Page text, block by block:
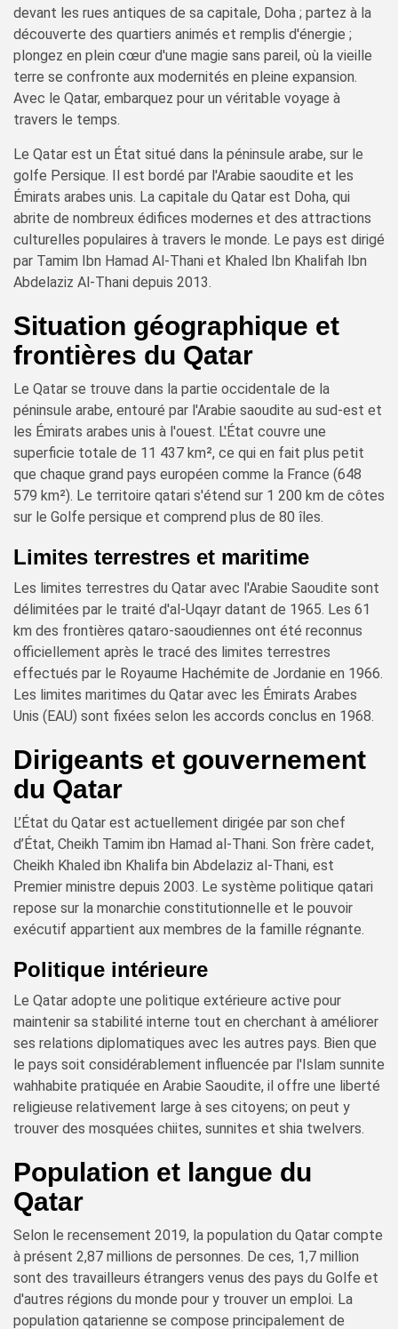
devant les rues antiques de sa capitale, Doha ; partez à la
découverte des quartiers animés et remplis d'énergie ;
plongez en plein cœur d'une magie sans pareil, où la vieille
terre se confronte aux modernités en pleine expansion.
Avec le Qatar, embarquez pour un véritable voyage à
travers le temps.
Le Qatar est un État situé dans la péninsule arabe, sur le
golfe Persique. Il est bordé par l'Arabie saoudite et les
Émirats arabes unis. La capitale du Qatar est Doha, qui
abrite de nombreux édifices modernes et des attractions
culturelles populaires à travers le monde. Le pays est dirigé
par Tamim Ibn Hamad Al-Thani et Khaled Ibn Khalifah Ibn
Abdelaziz Al-Thani depuis 2013.
Situation géographique et
frontières du Qatar
Le Qatar se trouve dans la partie occidentale de la
péninsule arabe, entouré par l'Arabie saoudite au sud-est et
les Émirats arabes unis à l'ouest. L'État couvre une
superficie totale de 11 437 km², ce qui en fait plus petit
que chaque grand pays européen comme la France (648
579 km²). Le territoire qatari s'étend sur 1 200 km de côtes
sur le Golfe persique et comprend plus de 80 îles.
Limites terrestres et maritime
Les limites terrestres du Qatar avec l'Arabie Saoudite sont
délimitées par le traité d'al-Uqayr datant de 1965. Les 61
km des frontières qataro-saoudiennes ont été reconnus
officiellement après le tracé des limites terrestres
effectués par le Royaume Hachémite de Jordanie en 1966.
Les limites maritimes du Qatar avec les Émirats Arabes
Unis (EAU) sont fixées selon les accords conclus en 1968.
Dirigeants et gouvernement
du Qatar
L’État du Qatar est actuellement dirigée par son chef
d’État, Cheikh Tamim ibn Hamad al-Thani. Son frère cadet,
Cheikh Khaled ibn Khalifa bin Abdelaziz al-Thani, est
Premier ministre depuis 2003. Le système politique qatari
repose sur la monarchie constitutionnelle et le pouvoir
exécutif appartient aux membres de la famille régnante.
Politique intérieure
Le Qatar adopte une politique extérieure active pour
maintenir sa stabilité interne tout en cherchant à améliorer
ses relations diplomatiques avec les autres pays. Bien que
le pays soit considérablement influencée par l'Islam sunnite
wahhabite pratiquée en Arabie Saoudite, il offre une liberté
religieuse relativement large à ses citoyens; on peut y
trouver des mosquées chiites, sunnites et shia twelvers.
Population et langue du
Qatar
Selon le recensement 2019, la population du Qatar compte
à présent 2,87 millions de personnes. De ces, 1,7 million
sont des travailleurs étrangers venus des pays du Golfe et
d'autres régions du monde pour y trouver un emploi. La
population qatarienne se compose principalement de